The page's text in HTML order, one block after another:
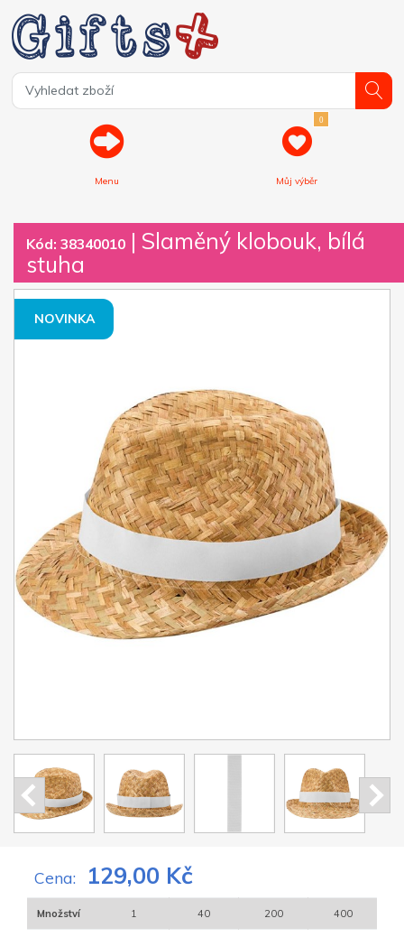
Menu
0
Můj výběr
Kód: 38340010 | Slaměný klobouk, bílá
stuha
NOVINKA
Cena: 129,00 Kč
Množství 1 40 200 400